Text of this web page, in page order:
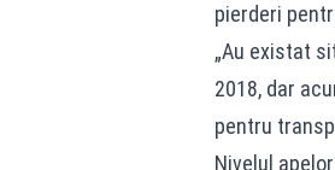
pierderi
„Au existat
2018, dar
pentru
Nivelul